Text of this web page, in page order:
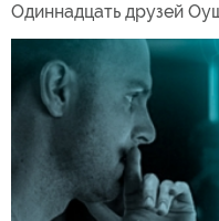
Одиннадцать друзей